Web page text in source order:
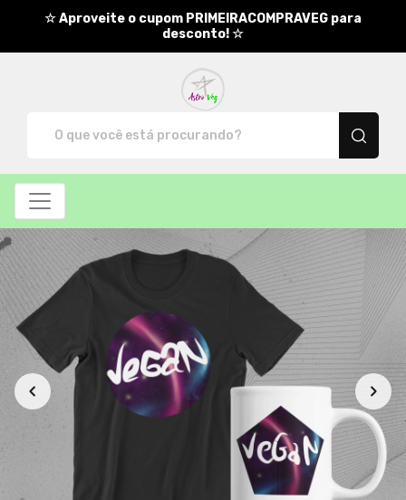
☆ Aproveite o cupom PRIMEIRACOMPRAVEG para
desconto! ☆
Todos os Produtos
Filtro Produtos